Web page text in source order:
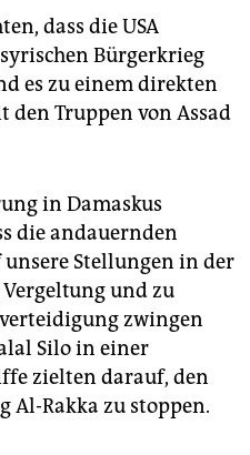
dass die USA
Bürgerkrieg
es zu einem direkten
Truppen von Assad
in Damaskus
die andauernden
unsere Stellungen in der
und zu
zwingen
Silo in einer
zielten darauf, den
Al-Rakka zu stoppen.